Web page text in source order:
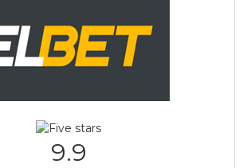
9.9